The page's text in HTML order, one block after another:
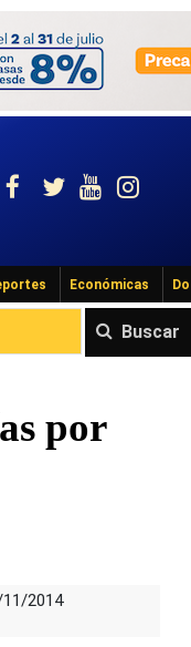
Económicas
Buscar
por
11/2014